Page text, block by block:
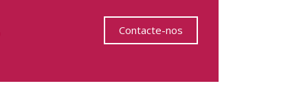
Contacte-nos